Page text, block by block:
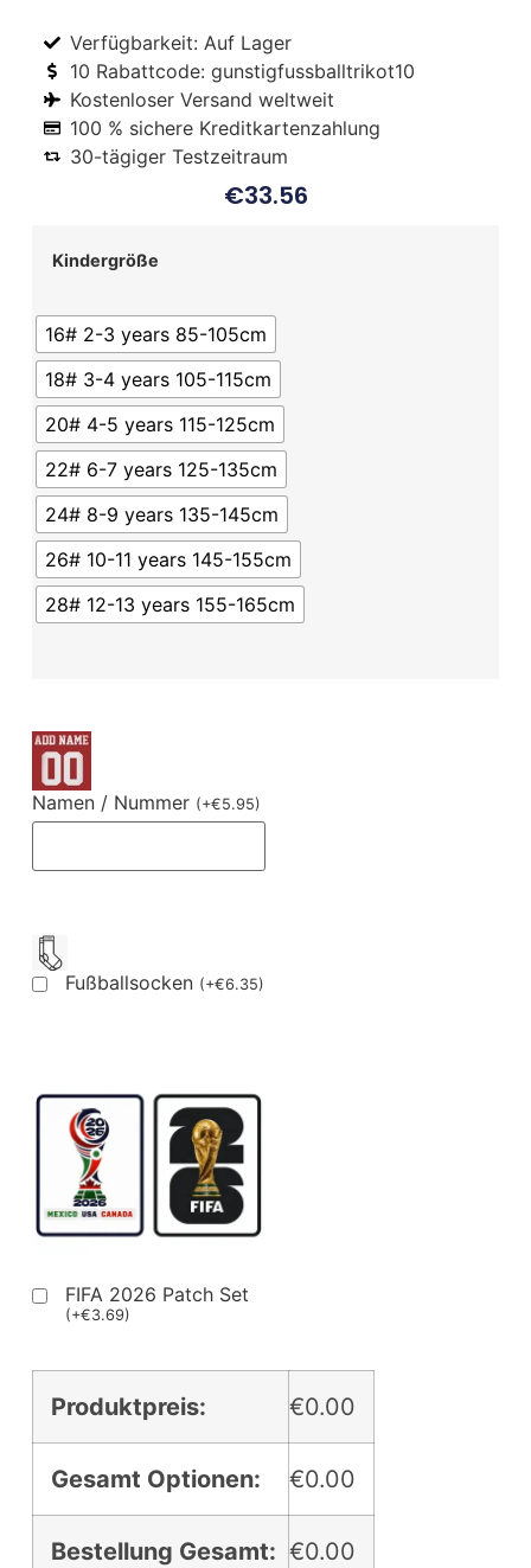
Verfügbarkeit: Auf Lager
10 Rabattcode: gunstigfussballtrikot10
Kostenloser Versand weltweit
100 % sichere Kreditkartenzahlung
30-tägiger Testzeitraum
€33.56
Kindergröße
16# 2-3 years 85-105cm
18# 3-4 years 105-115cm
20# 4-5 years 115-125cm
22# 6-7 years 125-135cm
24# 8-9 years 135-145cm
26# 10-11 years 145-155cm
28# 12-13 years 155-165cm
Namen / Nummer (+€5.95)
Fußballsocken (+€6.35)
FIFA 2026 Patch Set
(+€3.69)
Produktpreis: €0.00
Gesamt Optionen: €0.00
Bestellung Gesamt: €0.00